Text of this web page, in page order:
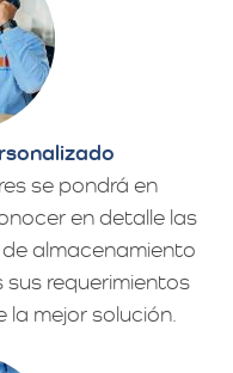
se pondrá en
en detalle las
almacenamiento
requerimientos
mejor solución.